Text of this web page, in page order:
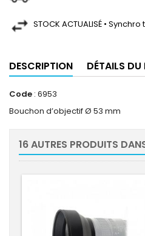
STOCK ACTUALISÉ •
DESCRIPTION DÉTAILS DU
Code : 6953
Bouchon d’objectif Ø 53 mm
16 AUTRES PRODUITS